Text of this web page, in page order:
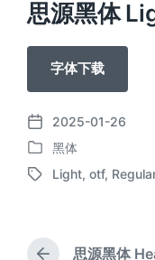
思源黑体
字体下载
发
布
日
2025-01-26
发
布
黑体
标
Light, otf, Regular
思源黑体